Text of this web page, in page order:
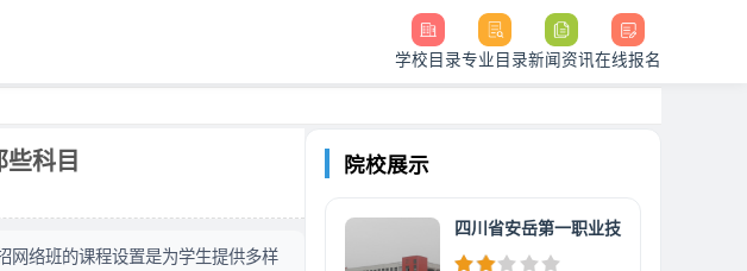
学校目录专业目录新闻资讯在线报名
科目
网络班的课程设置是为学生提供多样
院校展示
四川省安岳第一职业技